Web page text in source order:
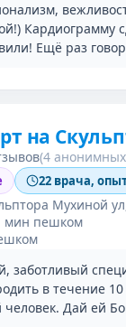
Кардиограмму
Ещё раз
на
(4
22 врача,
Мухиной
мин пешком
заботливый
в течение
Дай ей